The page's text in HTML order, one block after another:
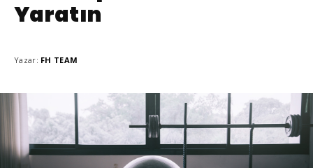
Yaratın
Yazar: FH TEAM